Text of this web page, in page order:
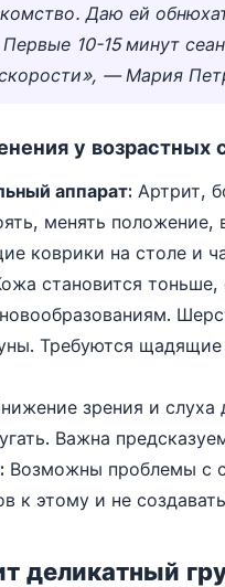
Даю ей
10-15 минут
— Мария
у возрастных
аппарат: Артрит,
менять
коврики на столе и
становится
Требуются
зрения и слуха
Важна
Возможны проблемы с
к этому и не
деликатный